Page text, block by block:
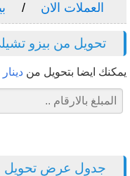
العملات الان
تحويل من بيزو
يمكنك ايضا بتحويل من
جدول عرض تحويل